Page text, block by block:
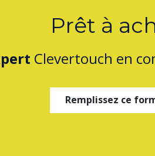
Prêt à
Clevertouch en
Remplissez ce